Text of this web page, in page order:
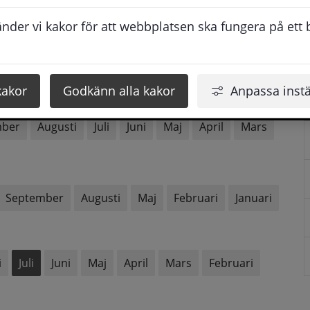
vi kakor för att webbplatsen ska fungera på ett
Godkänn alla kakor Anpassa
Augusti Juni Maj April
Mars
Augusti Juli Juni Maj April
Mars
September Augusti Maj Februari Januari
Juli Juni Maj April Mars
Februari